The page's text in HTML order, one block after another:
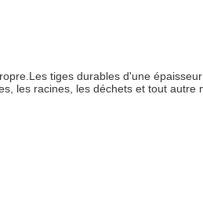
tiges durables d'une
les racines, les déchets et tout autre